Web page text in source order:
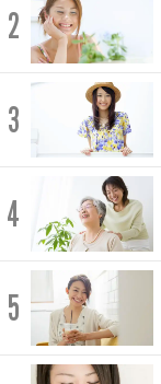
2
3
4
5